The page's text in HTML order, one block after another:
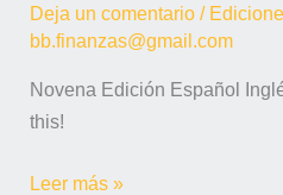
Deja un comentario /
bb.finanzas@gmail.com
Novena Edición Español
this!
Leer más »